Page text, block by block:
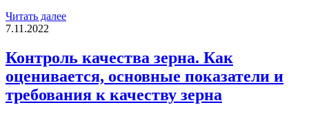
Читать далее
7.11.2022
Контроль качества зерна. Как
оценивается, основные показатели и
требования к качеству зерна